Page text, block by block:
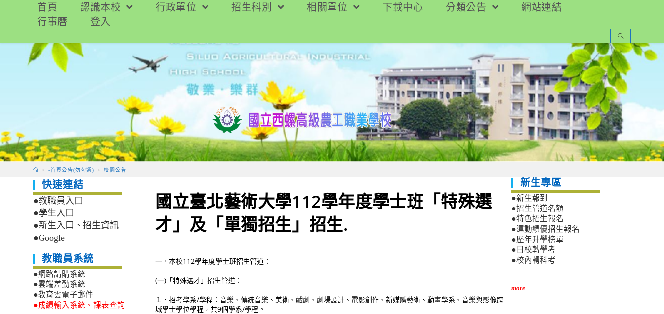
要
首頁 認識本校 行政單位 招生科別 相關單位 下載中心 分類公告
網站連結
行事曆
登入
> -首頁公告(勿勾選) > 校園公告
國立臺北藝術大學112學年度學士班「特殊選
才」及「單獨招生」招生.
一、本校112學年度學士班招生管道：
(一)「特殊選才」招生管道：
１、招考學系/學程：音樂、傳統音樂、美術、戲劇、劇場設計、電影創作、新媒體藝術、動畫學系、音樂與影像跨
域學士學位學程，共9個學系/學程。
快速連結
●教職員入口
●學生入口
●新生入口、招生資訊
●Google
教職員系統
●網路請購系統
●雲端差勤系統
●教育雲電子郵件
●成績輸入系統、課表查詢
新生專區
●新生報到
●招生管道名額
●特色招生報名
●運動績優招生報名
●歷年升學榜單
●日校轉學考
●校內轉科考
more